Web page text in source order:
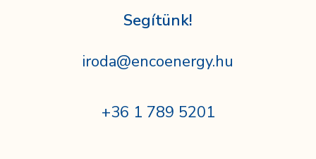
Segítünk!
iroda@encoenergy.hu
+36 1 789 5201